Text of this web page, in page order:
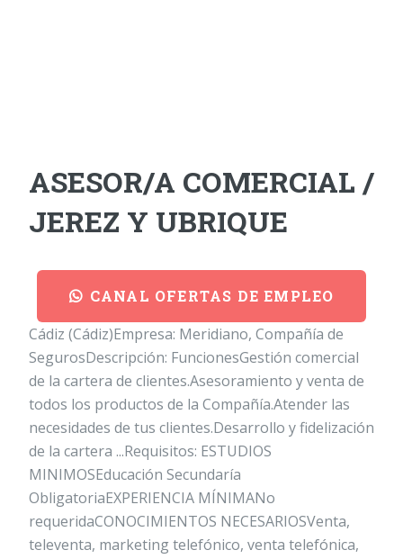
ASESOR/A COMERCIAL /
JEREZ Y UBRIQUE
CANAL OFERTAS DE EMPLEO
Cádiz (Cádiz)Empresa: Meridiano, Compañía de
SegurosDescripción: FuncionesGestión comercial
de la cartera de clientes.Asesoramiento y venta de
todos los productos de la Compañía.Atender las
necesidades de tus clientes.Desarrollo y fidelización
de la cartera ...Requisitos: ESTUDIOS
MINIMOSEducación Secundaría
ObligatoriaEXPERIENCIA MÍNIMANo
requeridaCONOCIMIENTOS NECESARIOSVenta,
televenta, marketing telefónico, venta telefónica,